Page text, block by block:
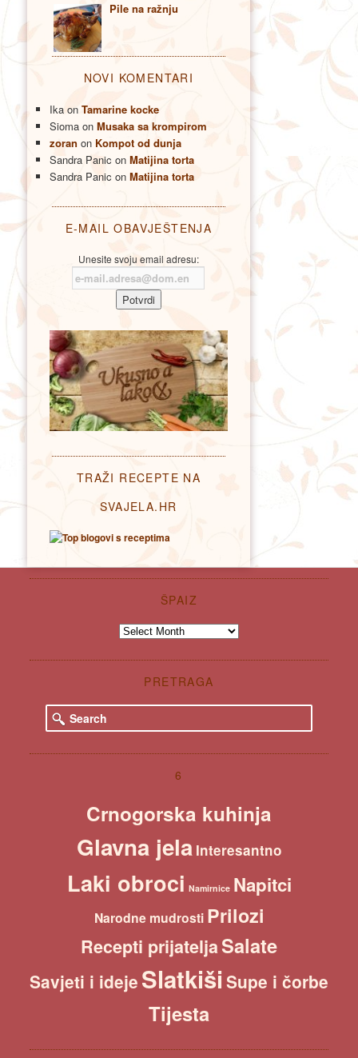
Pile na ražnju
NOVI KOMENTARI
Ikaon Tamarine kocke
Siomaon Musaka sa krompirom
zoran on Kompot od dunja
Sandra Panic on Matijina torta
Sandra Panic on Matijina torta
E-MAIL OBAVJEŠTENJA
Unesite svoju email adresu:
TRAŽI RECEPTE NA
SVAJELA.HR
ŠPAIZ
Špaiz
PRETRAGA
e
r
6
Crnogorska kuhinja
Glavna jela Interesantno
Laki obroci Namirnice Napitci
Narodne mudrosti Prilozi
Recepti prijateljaSalate
Savjeti i ideje Slatkiši Supe i čorbe
Tijesta